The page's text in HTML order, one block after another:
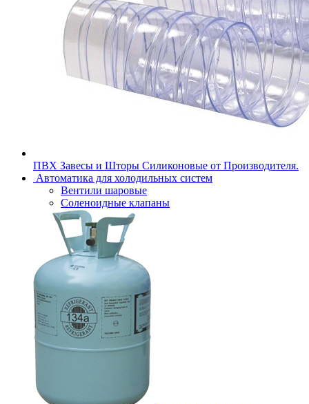
ПВХ Завесы и Шторы Силиконовые от Производителя.
Автоматика для холодильных систем
Вентили шаровые
Соленоидные клапаны